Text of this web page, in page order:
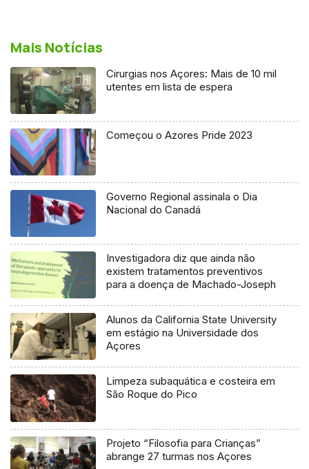
Mais Notícias
Cirurgias nos Açores: Mais de 10 mil
utentes em lista de espera
Começou o Azores Pride 2023
Governo Regional assinala o Dia
Nacional do Canadá
Investigadora diz que ainda não
existem tratamentos preventivos
para a doença de Machado-Joseph
Alunos da California State University
em estágio na Universidade dos
Açores
Limpeza subaquática e costeira em
São Roque do Pico
Projeto “Filosofia para Crianças”
abrange 27 turmas nos Açores